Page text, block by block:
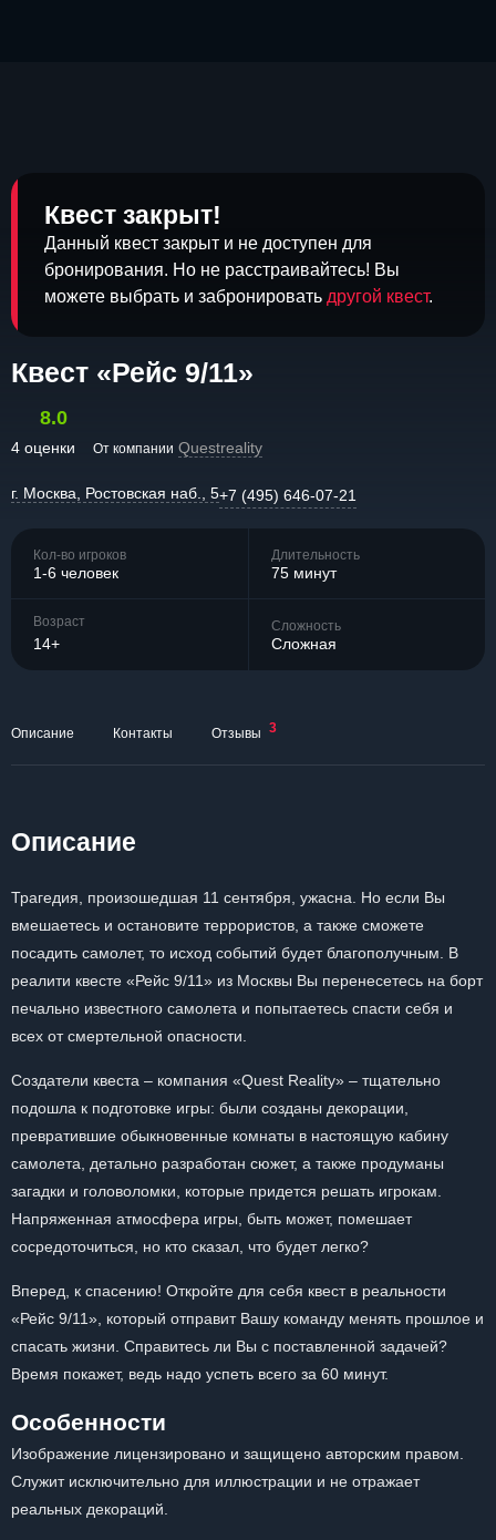
Квест закрыт!
Данный квест закрыт и не доступен для
бронирования. Но не расстраивайтесь! Вы
можете выбрать и забронировать другой квест.
Квест «Рейс 9/11»
8.0
4 оценки От компании Questreality
г. Москва, Ростовская наб., 5+7 (495) 646-07-21
Кол-во игроков
1-6 человек
Длительность
75 минут
Возраст
14+
Сложность
Сложная
Описание Контакты Отзывы 3
Описание
Трагедия, произошедшая 11 сентября, ужасна. Но если Вы
вмешаетесь и остановите террористов, а также сможете
посадить самолет, то исход событий будет благополучным. В
реалити квесте «Рейс 9/11» из Москвы Вы перенесетесь на борт
печально известного самолета и попытаетесь спасти себя и
всех от смертельной опасности.
Создатели квеста – компания «Quest Reality» – тщательно
подошла к подготовке игры: были созданы декорации,
превратившие обыкновенные комнаты в настоящую кабину
самолета, детально разработан сюжет, а также продуманы
загадки и головоломки, которые придется решать игрокам.
Напряженная атмосфера игры, быть может, помешает
сосредоточиться, но кто сказал, что будет легко?
Вперед, к спасению! Откройте для себя квест в реальности
«Рейс 9/11», который отправит Вашу команду менять прошлое и
спасать жизни. Справитесь ли Вы с поставленной задачей?
Время покажет, ведь надо успеть всего за 60 минут.
Особенности
Изображение лицензировано и защищено авторским правом.
Служит исключительно для иллюстрации и не отражает
реальных декораций.